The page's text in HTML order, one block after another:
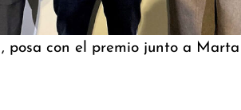
posa con el premio junto a